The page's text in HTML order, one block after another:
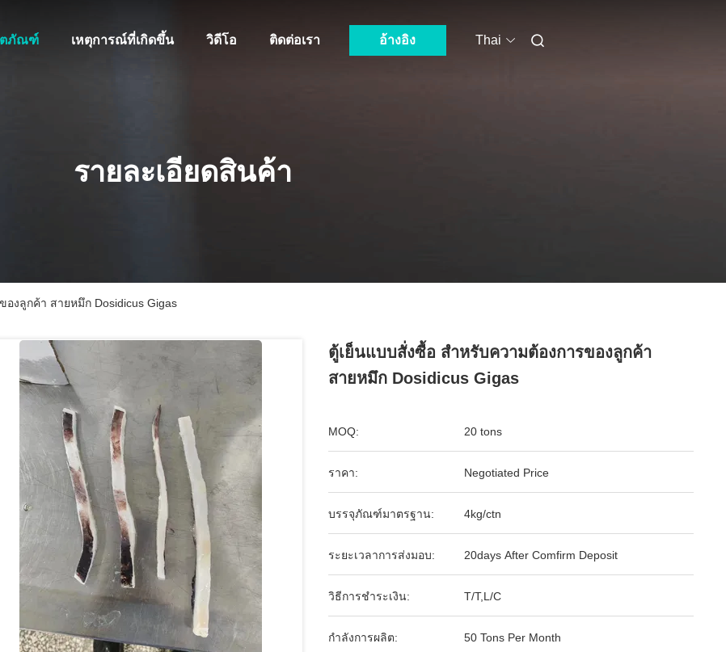
ตภัณฑ์ เหตุการณ์ที่เกิดขึ้น วิดีโอ ติดต่อเรา อ้างอิง Thai
รายละเอียดสินค้า
งลูกค้า สายหมึก Dosidicus Gigas
ตู้เย็นแบบสั่งซื้อ สําหรับความต้องการของลูกค้า
สายหมึก Dosidicus Gigas
MOQ: 20 tons
ราคา: Negotiated Price
บรรจุภัณฑ์มาตรฐาน: 4kg/ctn
ระยะเวลาการส่งมอบ: 20days After Comfirm Deposit
วิธีการชำระเงิน: T/T,L/C
กำลังการผลิต: 50 Tons Per Month